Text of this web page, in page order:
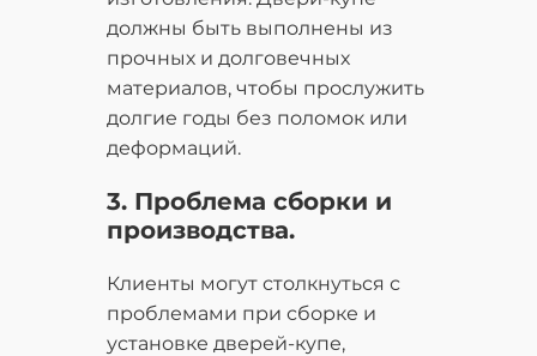
должны быть выполнены из
прочных и долговечных
материалов, чтобы прослужить
долгие годы без поломок или
деформаций.
3. Проблема сборки и
производства.
Клиенты могут столкнуться с
проблемами при сборке и
установке дверей-купе,